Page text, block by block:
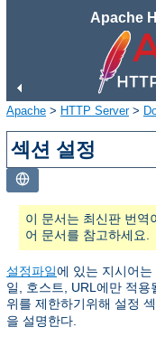
Apache
Apache > HTTP Server>
섹션 설정
이 문서는 최신판 번역
어 문서를 참고하세요.
설정파일에 있는 지시어
일, 호스트, URL에만 적
위를 제한하기위해 설정
을 설명한다.